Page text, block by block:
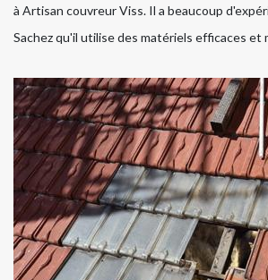
à Artisan couvreur Viss. Il a beaucoup
Sachez qu'il utilise des matériels efficaces et